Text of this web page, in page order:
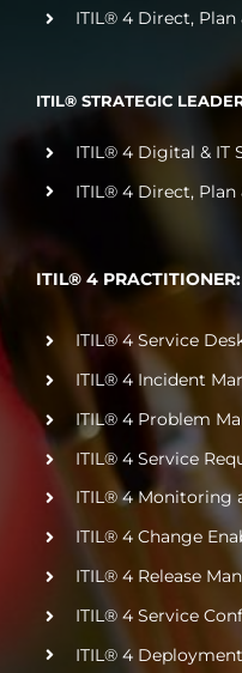
ITIL® 4 Direct,
ITIL® STRATEGIC
ITIL® 4 Digital & IT
ITIL® 4 Direct,
ITIL® 4 PRACTITIONER:
ITIL® 4 Service
ITIL® 4 Incident
ITIL® 4 Problem
ITIL® 4 Service
ITIL® 4 Monitoring
ITIL® 4 Change
ITIL® 4 Release
ITIL® 4 Service
ITIL® 4